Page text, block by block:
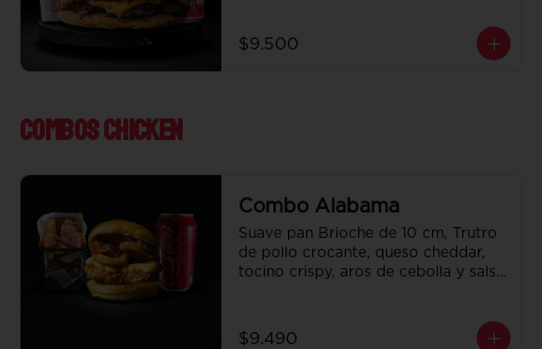
de la casa de regalo a elección y una
Bebida de 350 cc a elección.
$9.500
Combos Chicken
Combo Alabama
Suave pan Brioche de 10 cm, Trutro
de pollo crocante, queso cheddar,
tocino crispy, aros de cebolla y salsa
elección.
$9.490